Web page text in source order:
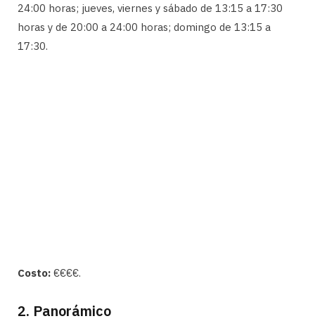
24:00 horas; jueves, viernes y sábado de 13:15 a 17:30
horas y de 20:00 a 24:00 horas; domingo de 13:15 a
17:30.
Costo: €€€€.
2. Panorámico